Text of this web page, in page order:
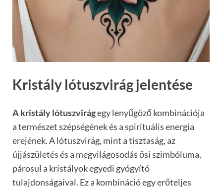
Kristály lótuszvirág jelentése
A kristály lótuszvirágegy lenyűgöző kombinációja
a természet szépségének és a spirituális energia
erejének. A lótuszvirág, mint a tisztaság, az
újjászületés és a megvilágosodás ősi szimbóluma,
párosul a kristályok egyedi gyógyító
tulajdonságaival. Ez a kombináció egy erőteljes